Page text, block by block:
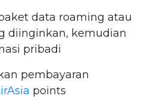
data roaming atau
diinginkan, kemudian
pribadi
pembayaran
points